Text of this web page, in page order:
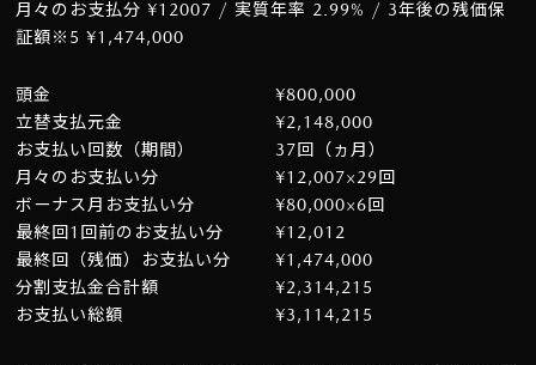
月々のお支払分 ¥12007 / 実質年率 2.99% / 3年後の残価保
証額※5 ¥1,474,000
頭金
¥800,000
立替支払元金
¥2,148,000
お支払い回数（期間）
37回（ヵ月）
月々のお支払い分
¥12,007×29回
ボーナス月お支払い分
¥80,000×6回
最終回1回前のお支払い分
¥12,012
最終回（残価）お支払い分
¥1,474,000
分割支払金合計額
¥2,314,215
お支払い総額
¥3,114,215